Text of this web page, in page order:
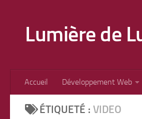
Lumière de
Accueil Développement Web
ÉTIQUETÉ : VIDEO